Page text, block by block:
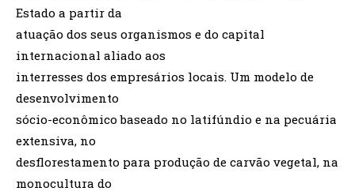
Estado a partir da
atuação dos seus organismos e do capital
internacional aliado aos
interresses dos empresários locais. Um modelo de
desenvolvimento
sócio-econômico baseado no latifúndio e na pecuária
extensiva, no
desflorestamento para produção de carvão vegetal, na
monocultura do